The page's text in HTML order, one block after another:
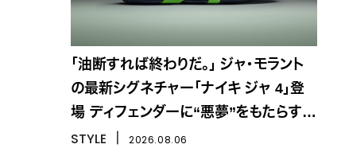
「油断すれば終わりだ。」 ジャ・モラント
の最新シグネチャー「ナイキ ジャ 4」登
場 ディフェンダーに“悪夢”をもたらす一
足
STYLE 2026.08.06